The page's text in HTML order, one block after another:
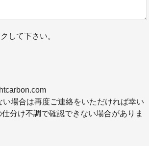
して下さい。
場合は再度ご連絡をいただければ幸い
分け不調で確認できない場合がありま